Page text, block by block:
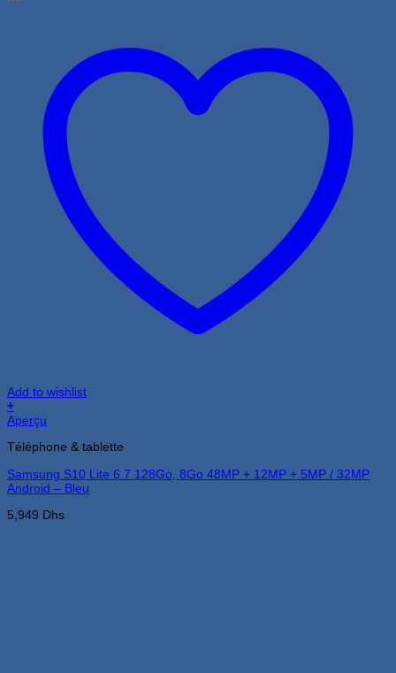
Add to wishlist
+
Aperçu
Téléphone & tablette
Samsung S10 Lite 6.7 128Go, 8Go 48MP + 12MP + 5MP / 32MP
Android – Bleu
5,949 Dhs